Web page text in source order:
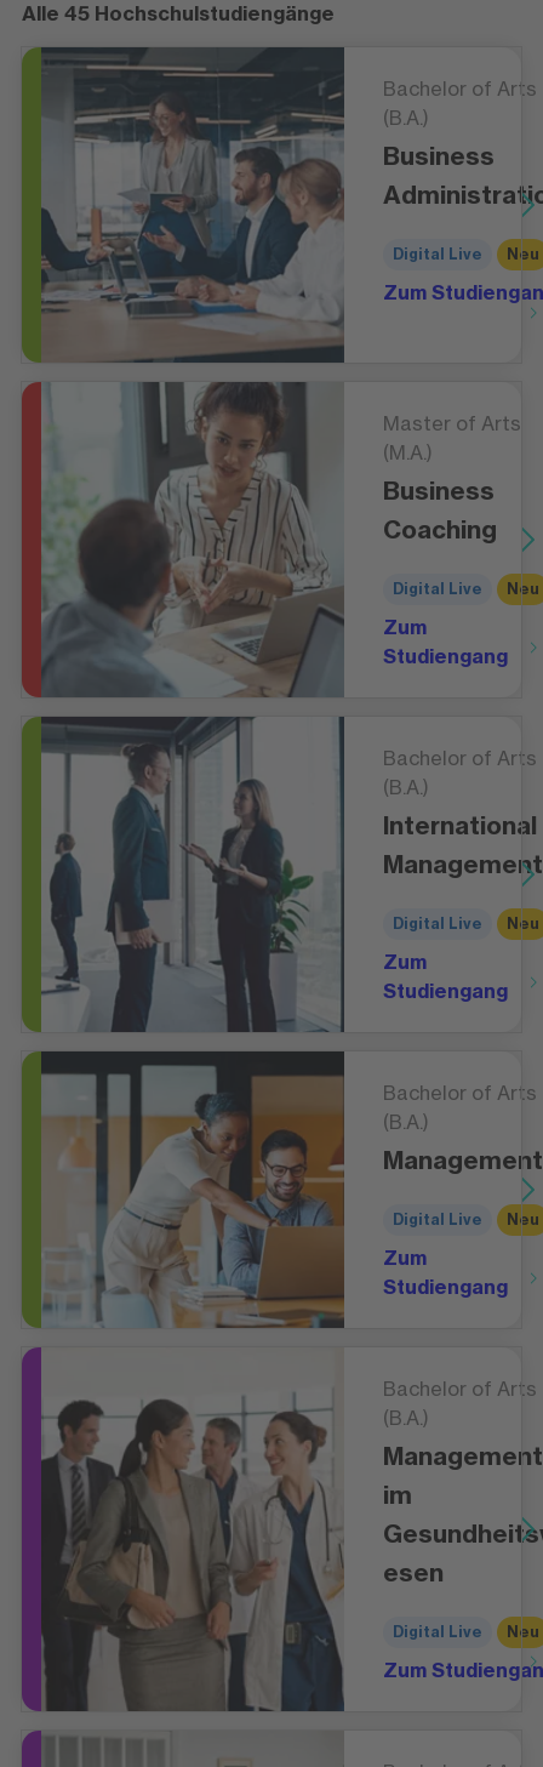
Alle 45 Hochschulstudiengänge
Bachelor of Arts
(B.A.)
Business
Digital Live Neu
Zum
Master of Arts
(M.A.)
Business
Coaching
Digital Live Neu
Zum
Studiengang
Bachelor of Arts
(B.A.)
International
Management
Digital Live Neu
Zum
Studiengang
Bachelor of Arts
(B.A.)
Management
Digital Live Neu
Zum
Studiengang
Bachelor of Arts
(B.A.)
Management
im
esen
Digital Live Neu
Zum